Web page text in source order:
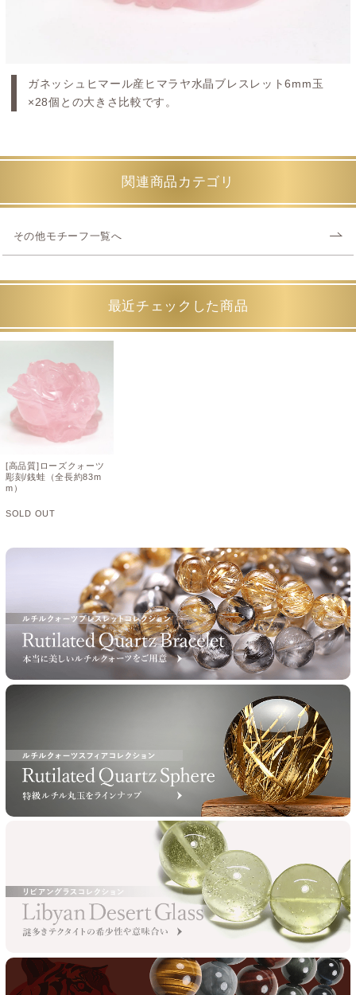
ガネッシュヒマール産ヒマラヤ水晶ブレスレット6mm玉
×28個との大きさ比較です。
関連商品カテゴリ
その他モチーフ一覧へ
最近チェックした商品
[高品質]ローズクォーツ
彫刻/銭蛙（全長約83m
m）
SOLD OUT